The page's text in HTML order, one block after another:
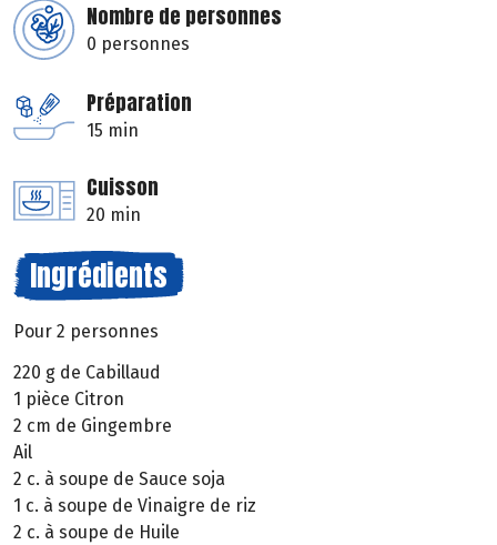
Nombre de personnes
0 personnes
Préparation
15 min
Cuisson
20 min
Ingrédients
Pour 2 personnes
220 g de Cabillaud
1 pièce Citron
2 cm de Gingembre
Ail
2 c. à soupe de Sauce soja
1 c. à soupe de Vinaigre de riz
2 c. à soupe de Huile